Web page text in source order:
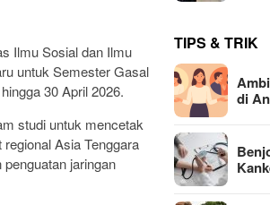
Ilmu Sosial dan Ilmu
untuk Semester Gasal
30 April 2026.
studi untuk mencetak
Asia Tenggara
jaringan
TIPS & TRIK
di